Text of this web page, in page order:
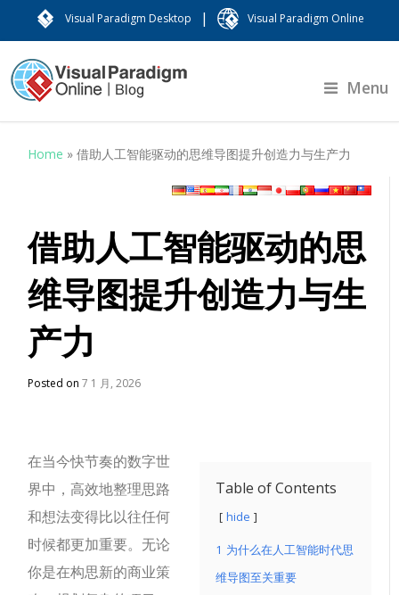
Visual Paradigm Desktop | Visual Paradigm Online
Menu
Home »借助人工智能驱动的思维导图提升创造力与生产力
借助人工智能驱动的思
维导图提升创造力与生
产力
Posted on7 1 月, 2026
Table of Contents
hide
1 为什么在人工智能时代思
维导图至关重要
在当今快节奏的数字世
界中，高效地整理思路
和想法变得比以往任何
时候都更加重要。无论
你是在构思新的商业策